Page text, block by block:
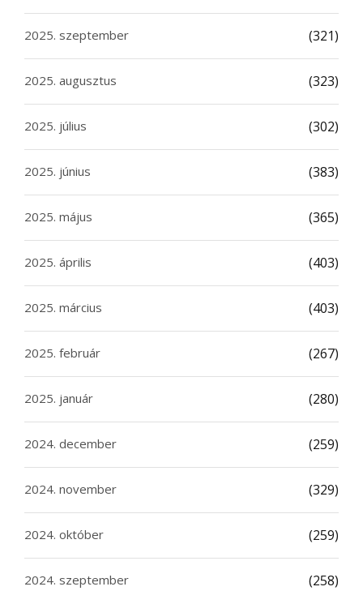
2025. szeptember (321)
2025. augusztus (323)
2025. július (302)
2025. június (383)
2025. május (365)
2025. április (403)
2025. március (403)
2025. február (267)
2025. január (280)
2024. december (259)
2024. november (329)
2024. október (259)
2024. szeptember (258)